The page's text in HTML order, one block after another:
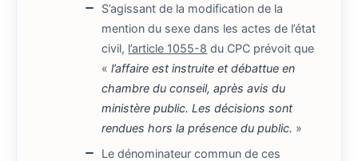
S’agissant de la modification de la
mention du sexe dans les actes de l’état
civil, l’article 1055-8 du CPC prévoit que
«l’affaire est instruite et débattue en
chambre du conseil, après avis du
ministère public. Les décisions sont
rendues hors la présence du public. »
Le dénominateur commun de ces